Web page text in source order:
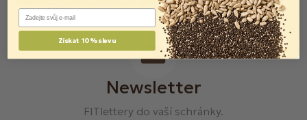
Newsletter
FITlettery do vaší schránky.
Email
Získat 10% slevu